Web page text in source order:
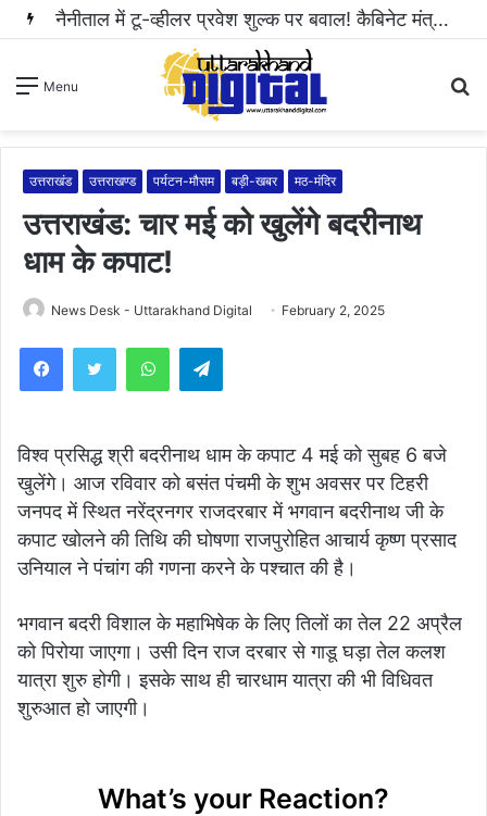
नैनीताल में टू-व्हीलर प्रवेश शुल्क पर बवाल! कैबिनेट मंत्री राम सिंह कैड़ा ने रुकवाई वसूली..
Menu
उत्तराखंड उत्तराखण्ड पर्यटन-मौसम बड़ी-खबर मठ-मंदिर
उत्तराखंड: चार मई को खुलेंगे बदरीनाथ
धाम के कपाट!
News Desk - Uttarakhand Digital February 2, 2025
WhatsAppTelegram
विश्व प्रसिद्ध श्री बदरीनाथ धाम के कपाट 4 मई को सुबह 6 बजे
खुलेंगे। आज रविवार को बसंत पंचमी के शुभ अवसर पर टिहरी
जनपद में स्थित नरेंद्रनगर राजदरबार में भगवान बदरीनाथ जी के
कपाट खोलने की तिथि की घोषणा राजपुरोहित आचार्य कृष्ण प्रसाद
उनियाल ने पंचांग की गणना करने के पश्चात की है।
भगवान बदरी विशाल के महाभिषेक के लिए तिलों का तेल 22 अप्रैल
को पिरोया जाएगा। उसी दिन राज दरबार से गाडू घड़ा तेल कलश
यात्रा शुरु होगी। इसके साथ ही चारधाम यात्रा की भी विधिवत
शुरुआत हो जाएगी।
What’s your Reaction?